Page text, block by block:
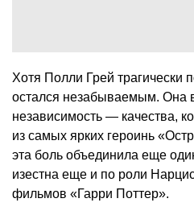
Хотя Полли Грей трагически
остался незабываемым. Она
независимость — качества,
из самых ярких героинь
эта боль объединила еще
изестна еще и по роли
фильмов «Гарри Поттер».